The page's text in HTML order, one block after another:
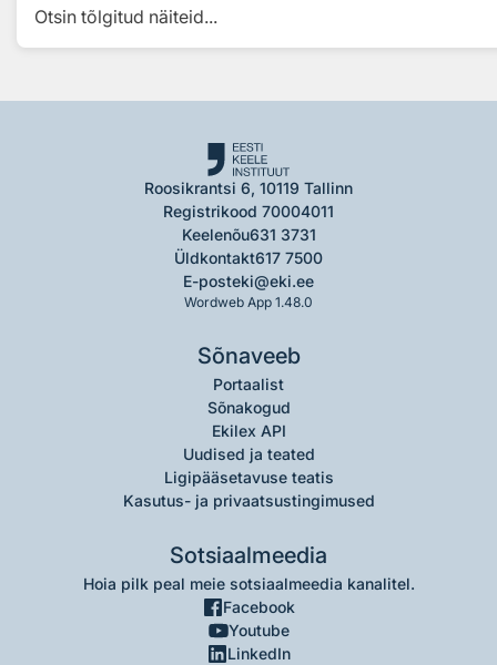
Otsin tõlgitud näiteid...
Roosikrantsi 6, 10119 Tallinn
Registrikood 70004011
Keelenõu631 3731
Üldkontakt617 7500
E-posteki@eki.ee
Wordweb App 1.48.0
Sõnaveeb
Portaalist
Sõnakogud
Ekilex API
Uudised ja teated
Ligipääsetavuse teatis
Kasutus- ja privaatsustingimused
Sotsiaalmeedia
Hoia pilk peal meie sotsiaalmeedia kanalitel.
Facebook
Youtube
LinkedIn